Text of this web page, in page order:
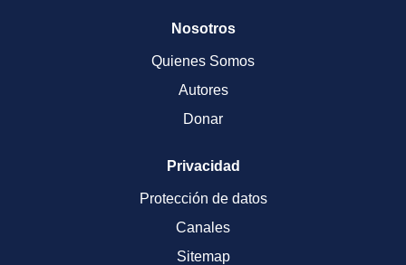
Nosotros
Quienes Somos
Autores
Donar
Privacidad
Protección de datos
Canales
Sitemap